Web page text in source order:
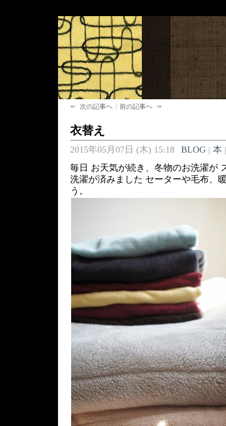
次の記事へ 前の記事へ
衣替え
2015年05月07日 (木) 15:18 BLOG| 本
毎日 お天気が続き、冬物のお洗濯が
洗濯が済みました セーターや毛布、
う。